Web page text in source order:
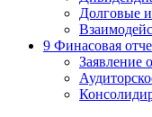
Долговые
9 Финасовая
Заявление